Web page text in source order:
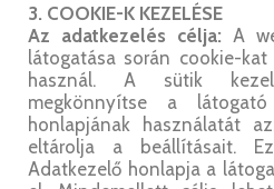
3. COOKIE-K KEZELÉSE
Az adatkezelés célja: A
látogatása során cookie-
használ. A sütik
megkönnyítse a
honlapjának használatát
eltárolja a beállításait.
Adatkezelő honlapja a